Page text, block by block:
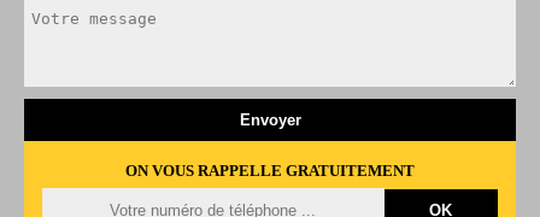
ON VOUS RAPPELLE GRATUITEMENT